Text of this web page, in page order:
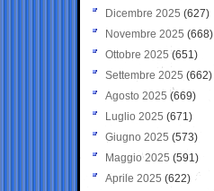
Dicembre 2025 (627)
Novembre 2025 (668)
Ottobre 2025 (651)
Settembre 2025 (662)
Agosto 2025 (669)
Luglio 2025 (671)
Giugno 2025 (573)
Maggio 2025 (591)
Aprile 2025 (622)